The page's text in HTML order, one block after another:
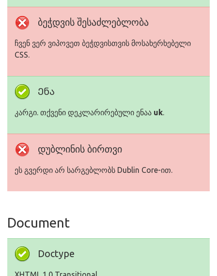
ბეჭდვის შესაძლებლობა
ჩვენ ვერ ვიპოვეთ ბეჭდვისთვის მოსახერხებელი
CSS.
Ენა
კარგი. თქვენი დეკლარირებული ენაა uk.
დუბლინის ბირთვი
ეს გვერდი არ სარგებლობს Dublin Core-ით.
Document
Doctype